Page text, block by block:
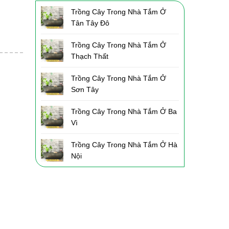
Trồng Cây Trong Nhà Tắm Ở
Tân Tây Đô
Trồng Cây Trong Nhà Tắm Ở
Thạch Thất
Trồng Cây Trong Nhà Tắm Ở
Sơn Tây
Trồng Cây Trong Nhà Tắm Ở Ba
Vì
Trồng Cây Trong Nhà Tắm Ở Hà
Nội